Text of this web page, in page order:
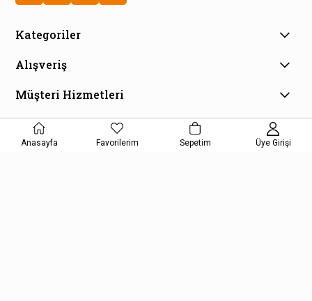
Kategoriler
Alışveriş
Müşteri Hizmetleri
E-Bülten Aboneliği
Kampanya ve fırsatlardan haberdar olmak için e-bültenimize
Anasayfa Favorilerim Sepetim Üye Girişi